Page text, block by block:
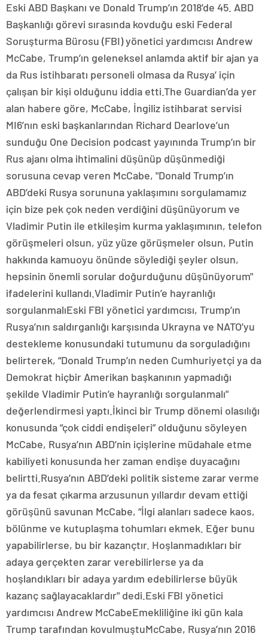
Eski ABD Başkanı ve Donald Trump’ın 2018’de 45. ABD
Başkanlığı görevi sırasında kovduğu eski Federal
Soruşturma Bürosu (FBI) yönetici yardımcısı Andrew
McCabe, Trump’ın geleneksel anlamda aktif bir ajan ya
da Rus istihbaratı personeli olmasa da Rusya’ için
çalışan bir kişi olduğunu iddia etti.The Guardian’da yer
alan habere göre, McCabe, İngiliz istihbarat servisi
MI6’nın eski başkanlarından Richard Dearlove’un
sunduğu One Decision podcast yayınında Trump’ın bir
Rus ajanı olma ihtimalini düşünüp düşünmediği
sorusuna cevap veren McCabe, "Donald Trump’ın
ABD’deki Rusya sorununa yaklaşımını sorgulamamız
için bize pek çok neden verdiğini düşünüyorum ve
Vladimir Putin ile etkileşim kurma yaklaşımının, telefon
görüşmeleri olsun, yüz yüze görüşmeler olsun, Putin
hakkında kamuoyu önünde söylediği şeyler olsun,
hepsinin önemli sorular doğurduğunu düşünüyorum"
ifadelerini kullandı.Vladimir Putin’e hayranlığı
sorgulanmalıEski FBI yönetici yardımcısı, Trump’ın
Rusya’nın saldırganlığı karşısında Ukrayna ve NATO’yu
destekleme konusundaki tutumunu da sorguladığını
belirterek, “Donald Trump’ın neden Cumhuriyetçi ya da
Demokrat hiçbir Amerikan başkanının yapmadığı
şekilde Vladimir Putin’e hayranlığı sorgulanmalı"
değerlendirmesi yaptı.İkinci bir Trump dönemi olasılığı
konusunda “çok ciddi endişeleri” olduğunu söyleyen
McCabe, Rusya’nın ABD’nin içişlerine müdahale etme
kabiliyeti konusunda her zaman endişe duyacağını
belirtti.Rusya’nın ABD’deki politik sisteme zarar verme
ya da fesat çıkarma arzusunun yıllardır devam ettiği
görüşünü savunan McCabe, “İlgi alanları sadece kaos,
bölünme ve kutuplaşma tohumları ekmek. Eğer bunu
yapabilirlerse, bu bir kazançtır. Hoşlanmadıkları bir
adaya gerçekten zarar verebilirlerse ya da
hoşlandıkları bir adaya yardım edebilirlerse büyük
kazanç sağlayacaklardır" dedi.Eski FBI yönetici
yardımcısı Andrew McCabeEmekliliğine iki gün kala
Trump tarafından kovulmuştuMcCabe, Rusya’nın 2016